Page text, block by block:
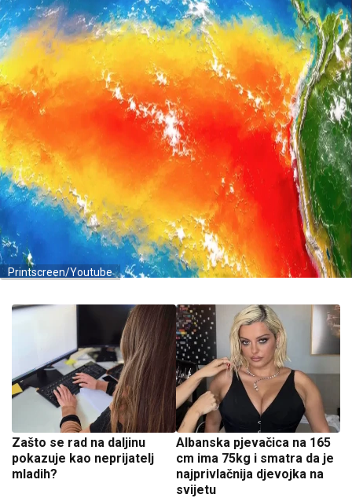
Printscreen/Youtube
Zašto se rad na daljinu
pokazuje kao neprijatelj
mladih?
Albanska pjevačica na 165
cm ima 75kg i smatra da je
najprivlačnija djevojka na
svijetu